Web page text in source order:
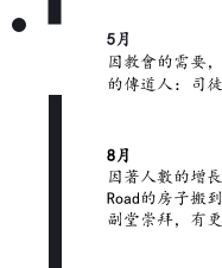
5月
因教會的需要
的傳道人：司
8月
因著人數的增
Road的房子搬
副堂崇拜，有